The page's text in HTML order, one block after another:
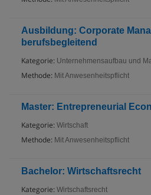
Ausbildung: Corporate
berufsbegleitend
Kategorie: Unternehmensaufbau und
Methode: Mit Anwesenheitspflicht
Master: Entrepreneurial
Kategorie: Wirtschaft
Methode: Mit Anwesenheitspflicht
Bachelor: Wirtschaftsrecht
Kategorie: Wirtschaftsrecht